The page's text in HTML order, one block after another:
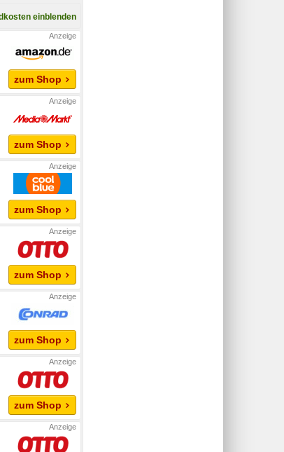
einblenden
zum Shop
zum Shop
zum Shop
zum Shop
zum Shop
zum Shop